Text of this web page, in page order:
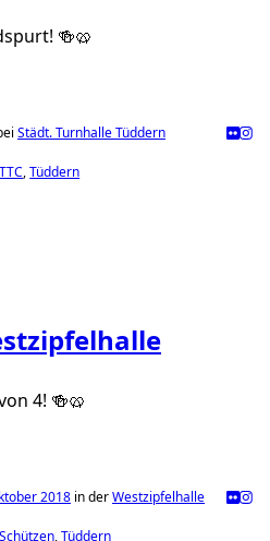
🍻🥨
Städt. Turnhalle Tüddern
TTC Tüddern
4! 🍻🥨
2018 in derWestzipfelhalle
Schützen Tüddern